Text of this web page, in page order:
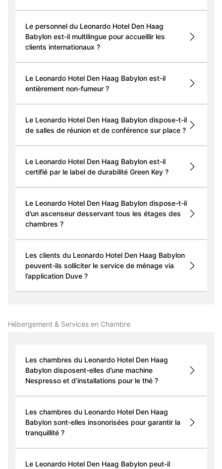
Le personnel du Leonardo Hotel Den Haag
Babylon est-il multilingue pour accueillir les
clients internationaux ?
Le Leonardo Hotel Den Haag Babylon est-il
entièrement non-fumeur ?
Le Leonardo Hotel Den Haag Babylon dispose-t-il
de salles de réunion et de conférence sur place ?
Le Leonardo Hotel Den Haag Babylon est-il
certifié par le label de durabilité Green Key ?
Le Leonardo Hotel Den Haag Babylon dispose-t-il
d’un ascenseur desservant tous les étages des
chambres ?
Les clients du Leonardo Hotel Den Haag Babylon
peuvent-ils solliciter le service de ménage via
l’application Duve ?
Hébergement & Services en Chambre
Les chambres du Leonardo Hotel Den Haag
Babylon disposent-elles d’une machine
Nespresso et d’installations pour le thé ?
Les chambres du Leonardo Hotel Den Haag
Babylon sont-elles insonorisées pour garantir la
tranquillité ?
Le Leonardo Hotel Den Haag Babylon peut-il